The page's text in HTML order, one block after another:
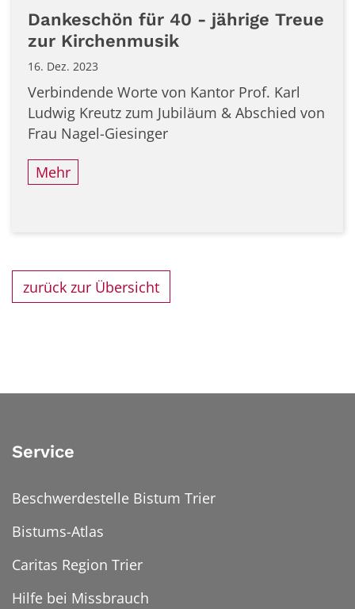
Dankeschön für 40 - jährige Treue
zur Kirchenmusik
16. Dez. 2023
Verbindende Worte von Kantor Prof. Karl
Ludwig Kreutz zum Jubiläum & Abschied von
Frau Nagel-Giesinger
Mehr
zurück zur Übersicht
Service
Beschwerdestelle Bistum Trier
Bistums-Atlas
Caritas Region Trier
Hilfe bei Missbrauch